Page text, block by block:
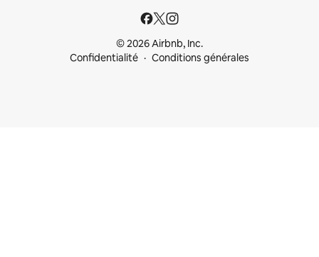
© 2026 Airbnb, Inc.
Confidentialité
Conditions générales